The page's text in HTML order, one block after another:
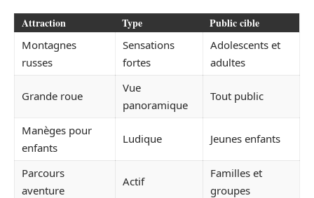
Attraction Type Public cible
Montagnes
russes
Sensations
fortes
Adolescents et
adultes
Grande roue
Vue
panoramique
Tout public
Manèges pour
enfants
Ludique Jeunes enfants
Parcours
aventure
Actif
Familles et
groupes